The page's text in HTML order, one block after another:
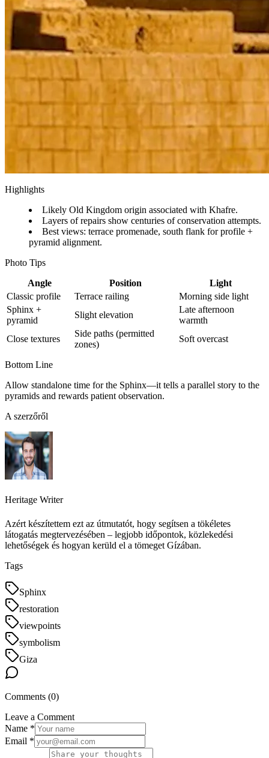
Highlights
Likely Old Kingdom origin associated with Khafre.
Layers of repairs show centuries of conservation attempts.
Best views: terrace promenade, south flank for profile +
pyramid alignment.
Photo Tips
Angle Position
Light
Classic profile
Terrace railing
Morning side light
Sphinx +
pyramid
Slight elevation
Late afternoon
warmth
Close textures
Side paths (permitted
zones)
Soft overcast
Bottom Line
Allow standalone time for the Sphinx—it tells a parallel story to the
pyramids and rewards patient observation.
A szerzőről
Heritage Writer
Azért készítettem ezt az útmutatót, hogy segítsen a tökéletes
látogatás megtervezésében – legjobb időpontok, közlekedési
lehetőségek és hogyan kerüld el a tömeget Gízában.
Tags
Sphinx
restoration
viewpoints
symbolism
Giza
Comments (0)
Leave a Comment
Name *
Email *